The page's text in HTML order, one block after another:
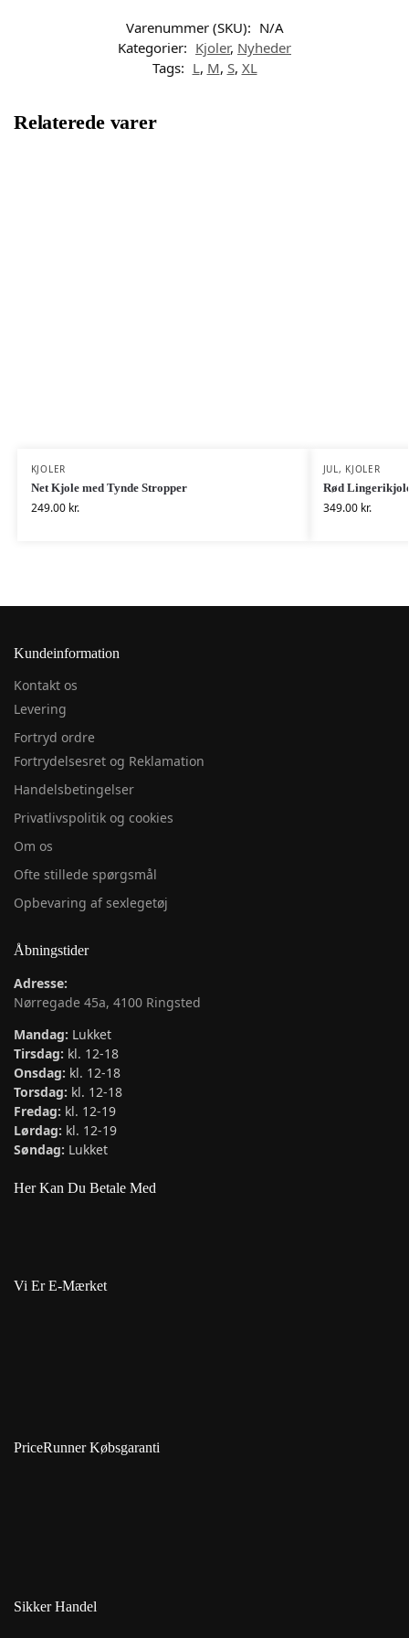
Varenummer (SKU): N/A
Kategorier: Kjoler, Nyheder
Tags: L, M, S, XL
Relaterede varer
KJOLER
Net Kjole med Tynde Stropper
249.00 kr.
JUL , KJOLER
Rød
349.00 kr.
Kundeinformation
Kontakt os
Levering
Fortryd ordre
Fortrydelsesret og Reklamation
Handelsbetingelser
Privatlivspolitik og cookies
Om os
Ofte stillede spørgsmål
Opbevaring af sexlegetøj
Åbningstider
Adresse:
Nørregade 45a, 4100 Ringsted
Mandag: Lukket
Tirsdag: kl. 12-18
Onsdag: kl. 12-18
Torsdag: kl. 12-18
Fredag: kl. 12-19
Lørdag: kl. 12-19
Søndag: Lukket
Her Kan Du Betale Med
Vi Er E-Mærket
PriceRunner Købsgaranti
Sikker Handel